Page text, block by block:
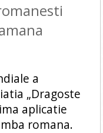
a
„Dragoste
aplicatie
romana.